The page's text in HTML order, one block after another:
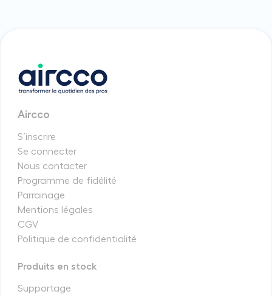
Aircco
S’inscrire
Se connecter
Nous contacter
Programme de fidélité
Parrainage
Mentions légales
CGV
Politique de confidentialité
Produits en stock
Supportage